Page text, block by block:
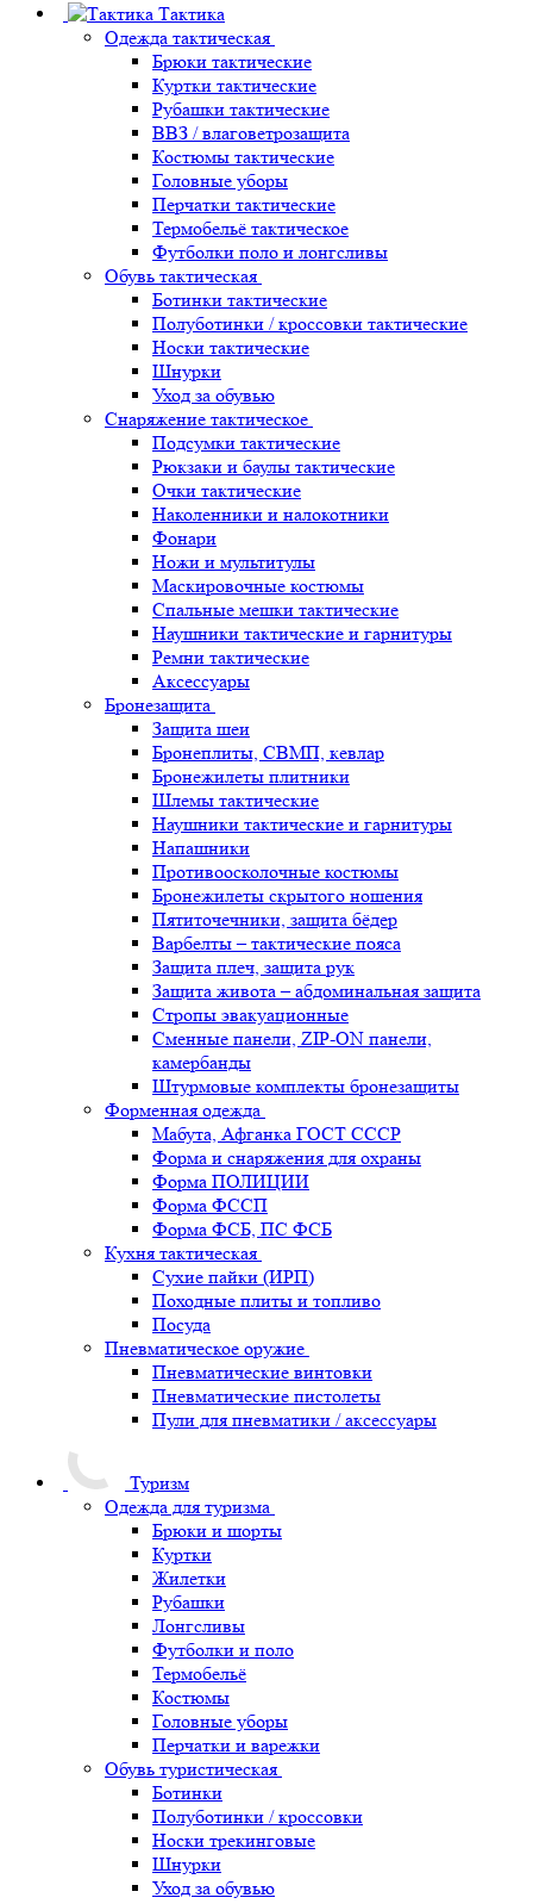
Тактика
Одежда тактическая
Брюки тактические
Куртки тактические
Рубашки тактические
ВВЗ / влаговетрозащита
Костюмы тактические
Головные уборы
Перчатки тактические
Термобельё тактическое
Футболки поло и лонгсливы
Обувь тактическая
Ботинки тактические
Полуботинки / кроссовки тактические
Носки тактические
Шнурки
Уход за обувью
Снаряжение тактическое
Подсумки тактические
Рюкзаки и баулы тактические
Очки тактические
Наколенники и налокотники
Фонари
Ножи и мультитулы
Маскировочные костюмы
Спальные мешки тактические
Наушники тактические и гарнитуры
Ремни тактические
Аксессуары
Бронезащита
Защита шеи
Бронеплиты, СВМП, кевлар
Бронежилеты плитники
Шлемы тактические
Наушники тактические и гарнитуры
Напашники
Противоосколочные костюмы
Бронежилеты скрытого ношения
Пятиточечники, защита бёдер
Варбелты – тактические пояса
Защита плеч, защита рук
Защита живота – абдоминальная защита
Стропы эвакуационные
Сменные панели, ZIP-ON панели,
камербанды
Штурмовые комплекты бронезащиты
Форменная одежда
Мабута, Афганка ГОСТ СССР
Форма и снаряжения для охраны
Форма ПОЛИЦИИ
Форма ФССП
Форма ФСБ, ПС ФСБ
Кухня тактическая
Сухие пайки (ИРП)
Походные плиты и топливо
Посуда
Пневматическое оружие
Пневматические винтовки
Пневматические пистолеты
Пули для пневматики / аксессуары
Туризм
Одежда для туризма
Брюки и шорты
Куртки
Жилетки
Рубашки
Лонгсливы
Футболки и поло
Термобельё
Костюмы
Головные уборы
Перчатки и варежки
Обувь туристическая
Ботинки
Полуботинки / кроссовки
Носки трекинговые
Шнурки
Уход за обувью